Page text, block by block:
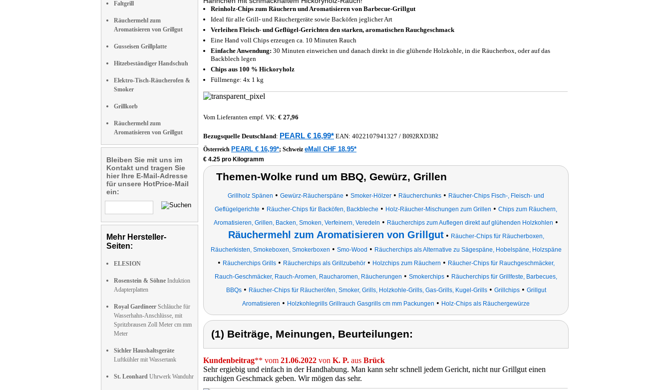
Faltgrill
Räuchermehl zum
Aromatisieren von Grillgut
Gusseisen Grillplatte
Hitzebeständiger Handschuh
Elektro-Tisch-Räucherofen &
Smoker
Grillkorb
Räuchermehl zum
Aromatisieren von Grillgut
Bleiben Sie mit uns im
Kontakt und tragen Sie
hier Ihre E-Mail-Adresse
für unsere HotPrice-Mail
ein:
Mehr Hersteller-
Seiten:
ELESION
Rosenstein & Söhne Induktion
Adapterplatten
Royal Gardineer Schläuche für
Wasserhahn-Anschlüsse, mit
Spritzbrausen Zoll Meter cm mm
Meter
Sichler Haushaltsgeräte
Luftkühler mit Wassertank
St. Leonhard Uhrwerk Wanduhr
Reinholz-Chips zum Räuchern und Aromatisieren von Barbecue-Grillgut
Ideal für alle Grill- und Räuchergeräte sowie Backöfen jeglicher Art
Verleihen Fleisch- und Geflügel-Gerichten den starken, aromatischen Rauchgeschmack
Eine Hand voll Chips erzeugen ca. 10 Minuten Rauch
Einfache Anwendung: 30 Minuten einweichen und danach direkt in die glühende Holzkohle, in die Räucherbox, oder auf das
Backblech legen
Chips aus 100 % Hickoryholz
Füllmenge: 4x 1 kg
Vom Lieferanten empf. VK: € 27,96
Bezugsquelle Deutschland: PEARL € 16,99* EAN: 4022107941327 / B092RXD3B2
Österreich PEARL € 16,99*; Schweiz eMall CHF 18.95*
€ 4.25 pro Kilogramm
Themen-Wolke rund um BBQ, Gewürz, Grillen
Grillholz Spänen • Gewürz-Räucherspäne • Smoker-Hölzer • Räucherchunks • Räucher-Chips Fisch-, Fleisch- und
Geflügelgerichte • Räucher-Chips für Backöfen, Backbleche • Holz-Räucher-Mischungen zum Grillen • Chips zum Räuchern,
Aromatisieren, Grillen, Backen, Smoken, Verfeinern, Veredeln • Räucherchips zum Auflegen direkt auf glühenden Holzkohlen •
Räuchermehl zum Aromatisieren von Grillgut• Räucher-Chips für Räucherboxen,
Räucherkisten, Smokeboxen, Smokerboxen • Smo-Wood • Räucherchips als Alternative zu Sägespäne, Hobelspäne, Holzspäne
• Räucherchips Grills• Räucherchips als Grillzubehör• Holzchips zum Räuchern • Räucher-Chips für Rauchgeschmäcker,
Rauch-Geschmäcker, Rauch-Aromen, Raucharomen, Räucherungen • Smokerchips • Räucherchips für Grillfeste, Barbecues,
BBQs• Räucher-Chips für Räucheröfen, Smoker, Grills, Holzkohle-Grills, Gas-Grills, Kugel-Grills• Grillchips• Grillgut
Aromatisieren • Holzkohlegrills Grillrauch Gasgrills cm mm Packungen • Holz-Chips als Räuchergewürze
(1) Beiträge, Meinungen, Beurteilungen:
Kundenbeitrag** vom 21.06.2022 von K. P. aus Brück
Sehr ergiebig und einfach in der Handhabung. Man kann sehr schnell jedem Gericht, nicht nur Grillgut einen
rauchigen Geschmack geben. Wir mögen das sehr.